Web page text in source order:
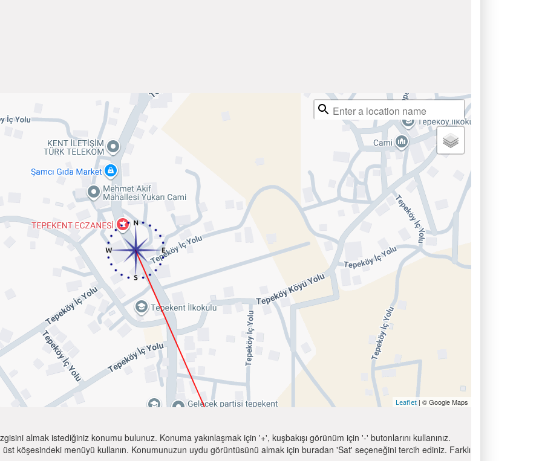
Leaflet | © Google Maps
almak istediğiniz konumu bulunuz. Konuma yakınlaşmak için '+', kuşbakışı görünüm için '-' butonlarını kullanınız.
köşesindeki menüyü kullanın. Konumunuzun uydu görüntüsünü almak için buradan 'Sat' seçeneğini tercih ediniz. Farklı